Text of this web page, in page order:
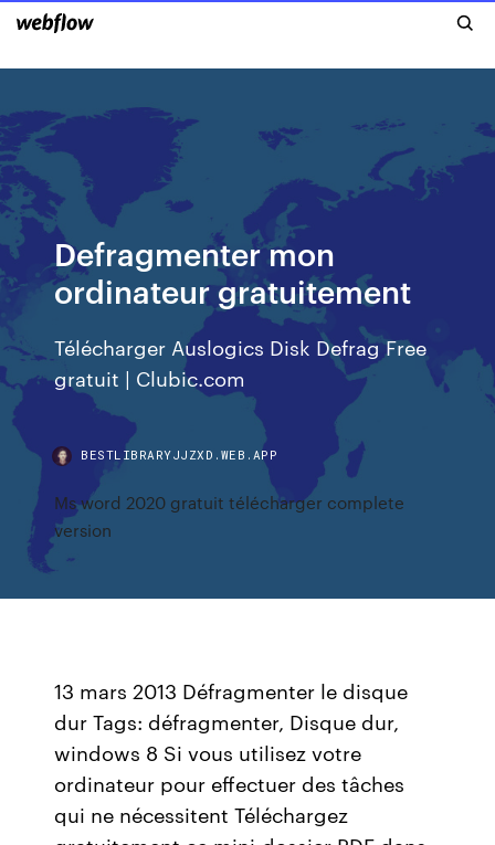
Defragmenter mon
ordinateur gratuitement
Télécharger Auslogics Disk Defrag Free
gratuit | Clubic.com
BESTLIBRARYJJZXD.WEB.APP
Ms word 2020 gratuit télécharger complete
version
13 mars 2013 Défragmenter le disque
dur Tags: défragmenter, Disque dur,
windows 8 Si vous utilisez votre
ordinateur pour effectuer des tâches
qui ne nécessitent Téléchargez